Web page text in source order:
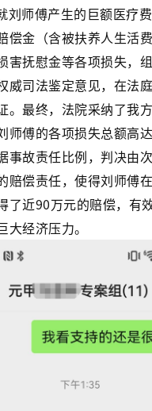
刘师傅产生的巨额医疗费
偿金（含被扶养人生活
害抚慰金等各项损失，
威司法鉴定意见，在法
。最终，法院采纳了我
师傅的各项损失总额高
事故责任比例，判决由
赔偿责任，使得刘师傅
了近90万元的赔偿，有
大经济压力。